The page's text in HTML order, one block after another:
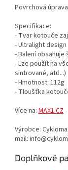
Povrchová úprava
Specifikace:
- Tvar kotouče
- Ultralight design
- Balení obsahuje
- Lze použít na
sintrované, atd...)
- Hmotnost: 112g
- Tloušťka
Více na: MAX1.CZ
Výrobce:
mail:
Doplňkové